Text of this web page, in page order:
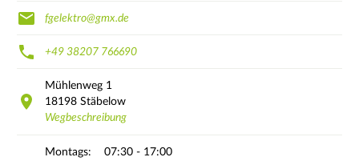
fgelektro@gmx.de
+49 38207 766690
Mühlenweg 1
18198 Stäbelow
Wegbeschreibung
Montags:
07:30 - 17:00